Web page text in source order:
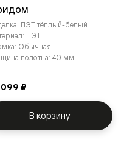
ПЭТ тёплый-белый
ПЭТ
Обычная
полотна: 40 мм
₽
В корзину